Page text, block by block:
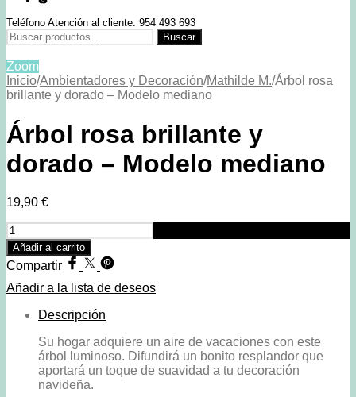
Teléfono Atención al cliente: 954 493 693
Buscar
por:
Buscar
Zoom
Inicio/Ambientadores y Decoración/Mathilde M./Árbol rosa
brillante y dorado – Modelo mediano
Árbol rosa brillante y
dorado – Modelo mediano
19,90 €
Árbol
rosa
brillante
y
dorado
Modelo
cantidad
Añadir al carrito
Compartir
Añadir a la lista de deseos
Descripción
Su hogar adquiere un aire de vacaciones con este
árbol luminoso. Difundirá un bonito resplandor que
aportará un toque de suavidad a tu decoración
navideña.